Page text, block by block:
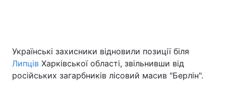
Українські захисники відновили позиції біля
Липців Харківської області, звільнивши від
російських загарбників лісовий масив "Берлін".